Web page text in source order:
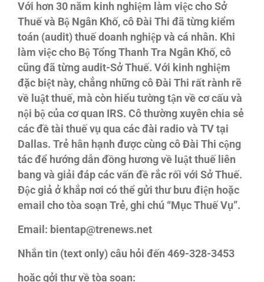
Với hơn 30 năm kinh nghiệm làm việc cho Sở
Thuế và Bộ Ngân Khố, cô Đài Thi đã từng kiểm
toán (audit) thuế doanh nghiệp và cá nhân. Khi
làm việc cho Bộ Tổng Thanh Tra Ngân Khố, cô
cũng đã từng audit-Sở Thuế. Với kinh nghiệm
đặc biệt này, chẳng những cô Đài Thi rất rành rẽ
về luật thuế, mà còn hiểu tường tận về cơ cấu và
nội bộ của cơ quan IRS. Cô thường xuyên chia sẻ
các đề tài thuế vụ qua các đài radio và TV tại
Dallas. Trẻ hân hạnh được cùng cô Đài Thi cộng
tác để hướng dẫn đồng hương về luật thuế liên
bang và giải đáp các vấn đề rắc rối với Sở Thuế.
Độc giả ở khắp nơi có thể gửi thư bưu điện hoặc
email cho tòa soạn Trẻ, ghi chú “Mục Thuế Vụ”.
Email: bientap@trenews.net
Nhắn tin (text only) câu hỏi đến 469-328-3453
hoặc gởi thư về tòa soạn: